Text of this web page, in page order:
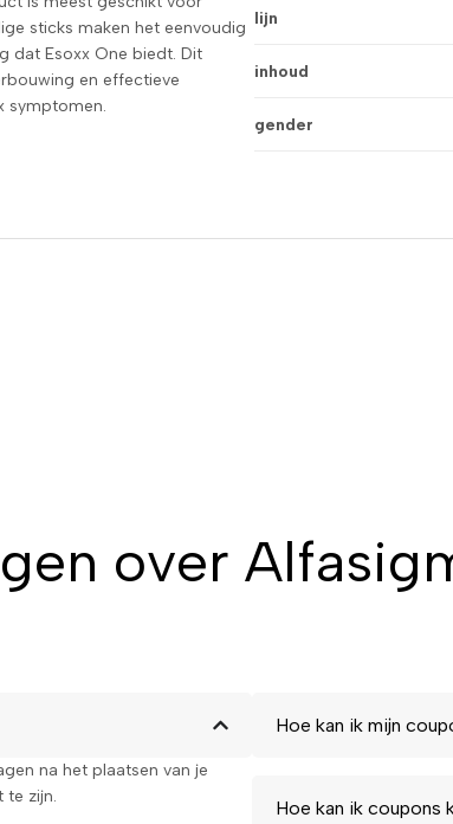
sticks maken het eenvoudig
dat Esoxx One biedt. Dit
en effectieve
symptomen.
lijn
inhoud
gender
over
na het plaatsen van je
te zijn.
Hoe kan ik mijn
Hoe kan ik coupons